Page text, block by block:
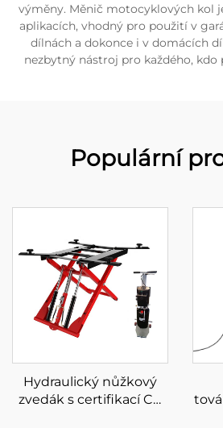
výměny. Měnič motocyklových kol
aplikacích, vhodný pro použití v
dílnách a dokonce i v domácích
nezbytný nástroj pro každého, kdo
Populární
Hydraulický nůžkový
zvedák s certifikací CE